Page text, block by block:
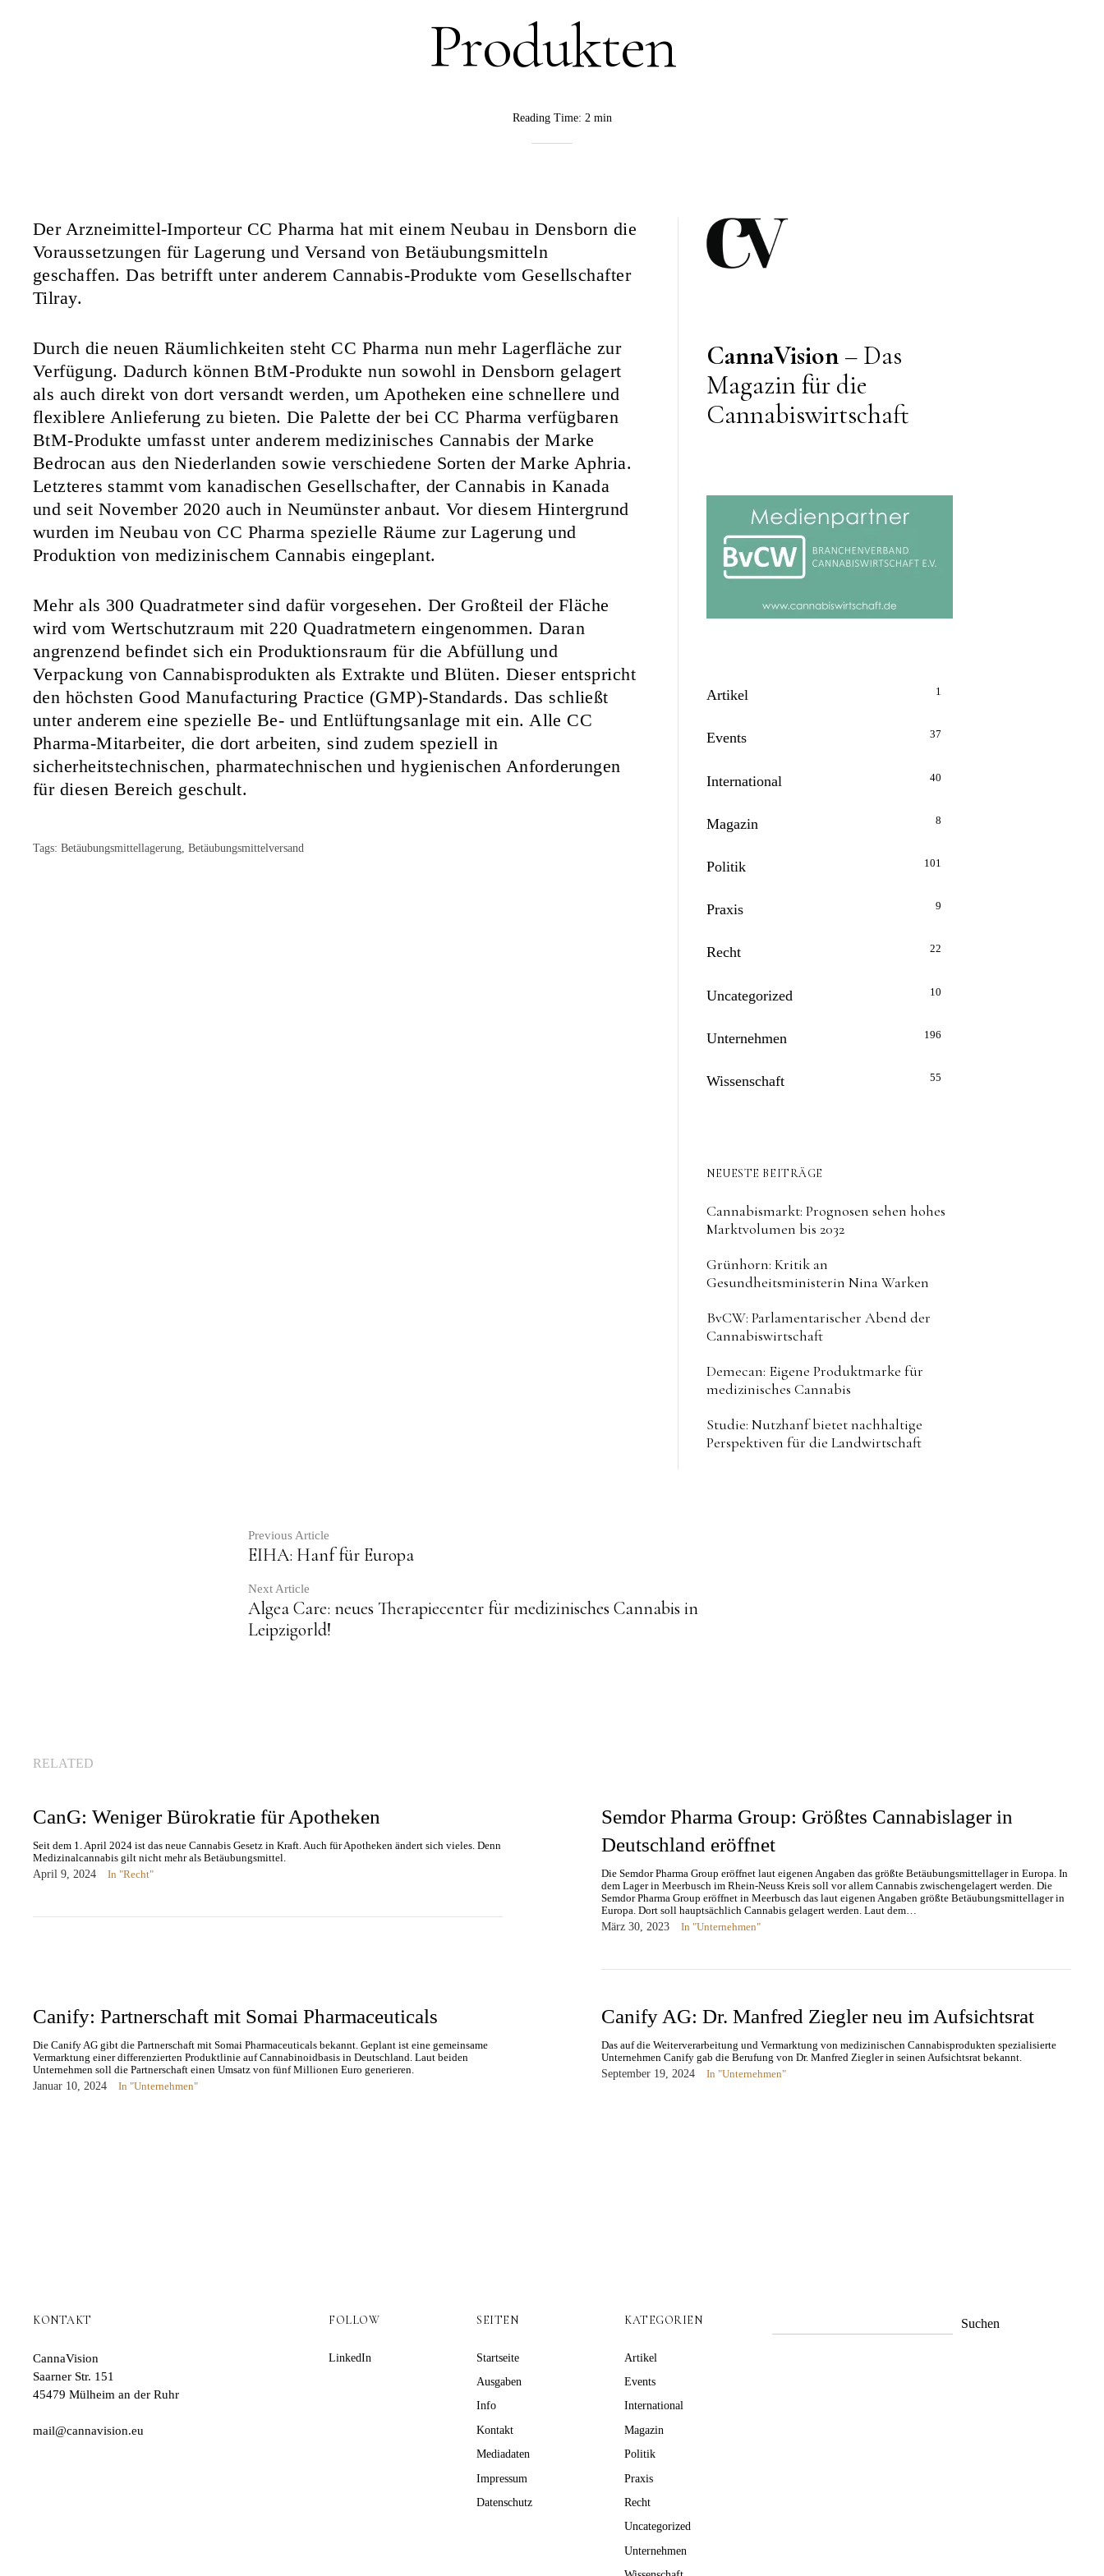
Produkten
Reading Time: 2 min
Continue
Reading
Previous Article
EIHA: Hanf für Europa
Next Article
Algea Care: neues Therapiecenter für medizinisches Cannabis in
Leipzigorld!
Der Arzneimittel-Importeur CC Pharma hat mit einem Neubau in Densborn die
Voraussetzungen für Lagerung und Versand von Betäubungsmitteln
geschaffen. Das betrifft unter anderem Cannabis-Produkte vom Gesellschafter
Tilray.
Durch die neuen Räumlichkeiten steht CC Pharma nun mehr Lagerfläche zur
Verfügung. Dadurch können BtM-Produkte nun sowohl in Densborn gelagert
als auch direkt von dort versandt werden, um Apotheken eine schnellere und
flexiblere Anlieferung zu bieten. Die Palette der bei CC Pharma verfügbaren
BtM-Produkte umfasst unter anderem medizinisches Cannabis der Marke
Bedrocan aus den Niederlanden sowie verschiedene Sorten der Marke Aphria.
Letzteres stammt vom kanadischen Gesellschafter, der Cannabis in Kanada
und seit November 2020 auch in Neumünster anbaut. Vor diesem Hintergrund
wurden im Neubau von CC Pharma spezielle Räume zur Lagerung und
Produktion von medizinischem Cannabis eingeplant.
Mehr als 300 Quadratmeter sind dafür vorgesehen. Der Großteil der Fläche
wird vom Wertschutzraum mit 220 Quadratmetern eingenommen. Daran
angrenzend befindet sich ein Produktionsraum für die Abfüllung und
Verpackung von Cannabisprodukten als Extrakte und Blüten. Dieser entspricht
den höchsten Good Manufacturing Practice (GMP)-Standards. Das schließt
unter anderem eine spezielle Be- und Entlüftungsanlage mit ein. Alle CC
Pharma-Mitarbeiter, die dort arbeiten, sind zudem speziell in
sicherheitstechnischen, pharmatechnischen und hygienischen Anforderungen
für diesen Bereich geschult.
Tags: Betäubungsmittellagerung, Betäubungsmittelversand
CannaVision – Das
Magazin für die
Cannabiswirtschaft
Artikel 1
Events 37
International 40
Magazin 8
Politik 101
Praxis 9
Recht 22
Uncategorized 10
Unternehmen 196
Wissenschaft 55
NEUESTE BEITRÄGE
Cannabismarkt: Prognosen sehen hohes
Marktvolumen bis 2032
Grünhorn: Kritik an
Gesundheitsministerin Nina Warken
BvCW: Parlamentarischer Abend der
Cannabiswirtschaft
Demecan: Eigene Produktmarke für
medizinisches Cannabis
Studie: Nutzhanf bietet nachhaltige
Perspektiven für die Landwirtschaft
RELATED
CanG: Weniger Bürokratie für Apotheken
Seit dem 1. April 2024 ist das neue Cannabis Gesetz in Kraft. Auch für Apotheken ändert sich vieles. Denn
Medizinalcannabis gilt nicht mehr als Betäubungsmittel.
April 9, 2024
In "Recht"
Semdor Pharma Group: Größtes Cannabislager in
Deutschland eröffnet
Die Semdor Pharma Group eröffnet laut eigenen Angaben das größte Betäubungsmittellager in Europa. In
dem Lager in Meerbusch im Rhein-Neuss Kreis soll vor allem Cannabis zwischengelagert werden. Die
Semdor Pharma Group eröffnet in Meerbusch das laut eigenen Angaben größte Betäubungsmittellager in
Europa. Dort soll hauptsächlich Cannabis gelagert werden. Laut dem…
März 30, 2023
In "Unternehmen"
Canify: Partnerschaft mit Somai Pharmaceuticals
Die Canify AG gibt die Partnerschaft mit Somai Pharmaceuticals bekannt. Geplant ist eine gemeinsame
Vermarktung einer differenzierten Produktlinie auf Cannabinoidbasis in Deutschland. Laut beiden
Unternehmen soll die Partnerschaft einen Umsatz von fünf Millionen Euro generieren.
Januar 10, 2024
In "Unternehmen"
Canify AG: Dr. Manfred Ziegler neu im Aufsichtsrat
Das auf die Weiterverarbeitung und Vermarktung von medizinischen Cannabisprodukten spezialisierte
Unternehmen Canify gab die Berufung von Dr. Manfred Ziegler in seinen Aufsichtsrat bekannt.
September 19, 2024
In "Unternehmen"
KONTAKT
CannaVision
Saarner Str. 151
45479 Mülheim an der Ruhr
mail@cannavision.eu
FOLLOW
LinkedIn
SEITEN
Startseite
Ausgaben
Info
Kontakt
Mediadaten
Impressum
Datenschutz
KATEGORIEN
Artikel
Events
International
Magazin
Politik
Praxis
Recht
Uncategorized
Unternehmen
Suchen